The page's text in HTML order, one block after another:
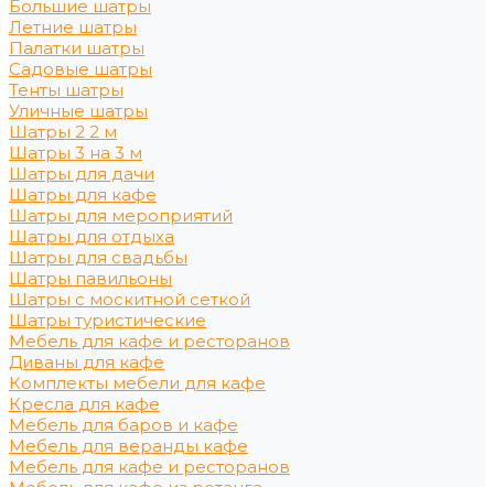
Большие шатры
Летние шатры
Палатки шатры
Садовые шатры
Тенты шатры
Уличные шатры
Шатры 2 2 м
Шатры 3 на 3 м
Шатры для дачи
Шатры для кафе
Шатры для мероприятий
Шатры для отдыха
Шатры для свадьбы
Шатры павильоны
Шатры с москитной сеткой
Шатры туристические
Мебель для кафе и ресторанов
Диваны для кафе
Комплекты мебели для кафе
Кресла для кафе
Мебель для баров и кафе
Мебель для веранды кафе
Мебель для кафе и ресторанов